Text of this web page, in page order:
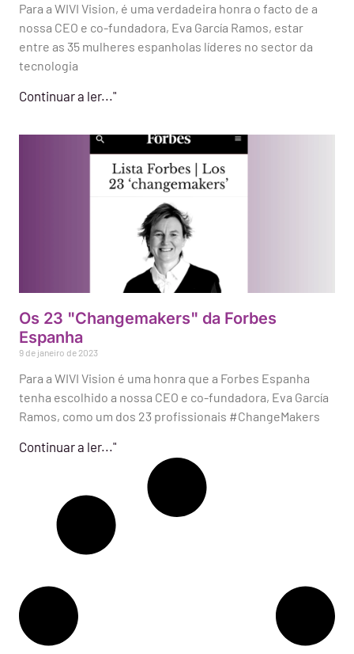
Para a WIVI Vision, é uma verdadeira honra o facto de a
nossa CEO e co-fundadora, Eva García Ramos, estar
entre as 35 mulheres espanholas líderes no sector da
tecnologia
Continuar a ler..."
Os 23 "Changemakers" da Forbes
Espanha
9 de janeiro de 2023
Para a WIVI Vision é uma honra que a Forbes Espanha
tenha escolhido a nossa CEO e co-fundadora, Eva García
Ramos, como um dos 23 profissionais #ChangeMakers
Continuar a ler..."